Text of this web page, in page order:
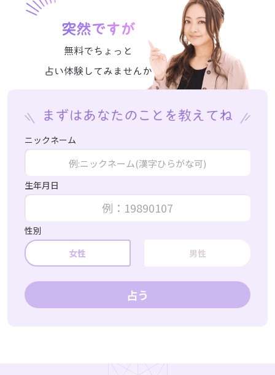
突然ですが
無料でちょっと
占い体験してみませんか
ニックネーム
生年月日
性別
女性
男性